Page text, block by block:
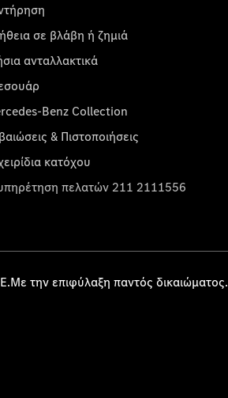
σε βλάβη ή ζημιά
ανταλλακτικά
Benz Collection
& Πιστοποιήσεις
κατόχου
πελατών 211 2111556
την επιφύλαξη παντός δικαιώματος.